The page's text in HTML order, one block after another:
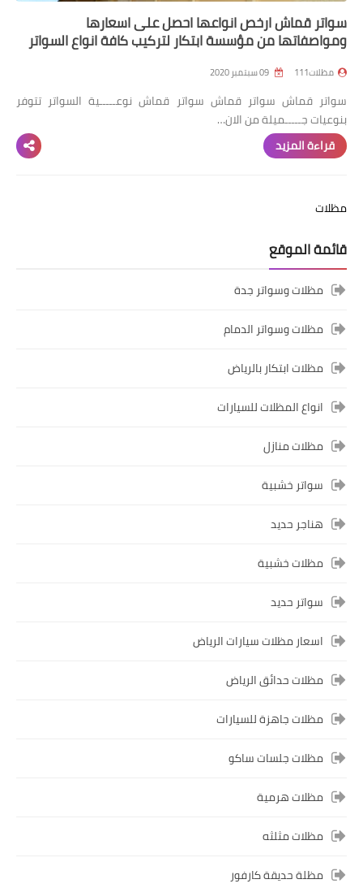
سواتر قماش ارخص انواعها احصل على اسعارها
ومواصفاتها من مؤسسة ابتكار لتركيب كافة انواع السواتر
مظلات111
سواتر قماش سواتر قماش سواتر قماش نوعـــــية السواتر تتوفر
بنوعيات جـــــميلة من الان…
قراءة المزيد
مظلات
قائمة الموقع
مظلات وسواتر جدة
مظلات وسواتر الدمام
مظلات ابتكار بالرياض
انواع المظلات للسيارات
مظلات منازل
سواتر خشبية
هناجر حديد
مظلات خشبية
سواتر حديد
اسعار مظلات سيارات الرياض
مظلات حدائق الرياض
مظلات جاهزة للسيارات
مظلات جلسات ساكو
مظلات هرمية
مظلات مثلثه
مظلة حديقة كارفور